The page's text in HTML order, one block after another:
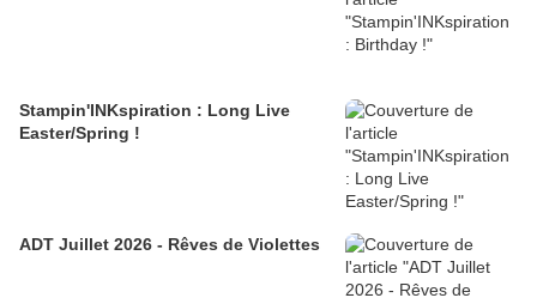
Stampin'INKspiration : Long Live
Easter/Spring !
ADT Juillet 2026 - Rêves de Violettes